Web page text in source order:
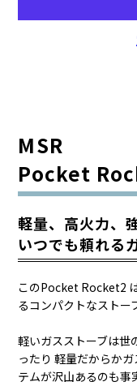
MSR
Pocket
軽量、高火力、
いつでも頼れる
このPocket Rocket2
るコンパクトなストー
軽いガスストーブは世
ったり 軽量だからか
テムが沢山あるのも事